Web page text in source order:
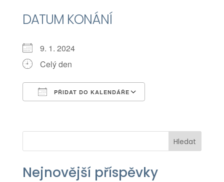
DATUM KONÁNÍ
9. 1. 2024
Celý den
PŘIDAT DO KALENDÁŘE
Hledat
Nejnovější příspěvky